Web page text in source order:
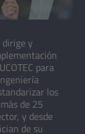
y
para
los
de 25
y desde
de su